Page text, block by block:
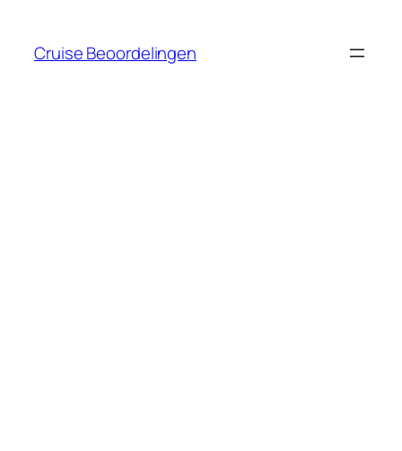
Cruise Beoordelingen